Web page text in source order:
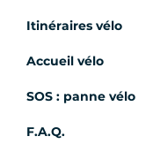
Itinéraires vélo
Accueil vélo
SOS : panne vélo
F.A.Q.